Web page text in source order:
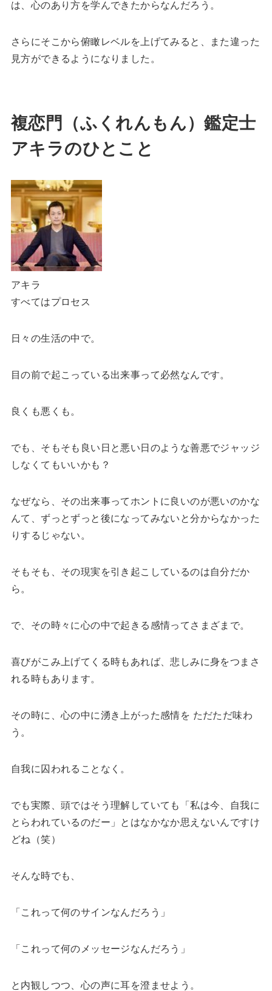
は、心のあり方を学んできたからなんだろう。
さらにそこから俯瞰レベルを上げてみると、また違った
見方ができるようになりました。
複恋門（ふくれんもん）鑑定士
アキラのひとこと
アキラ
すべてはプロセス
日々の生活の中で。
目の前で起こっている出来事って必然なんです。
良くも悪くも。
でも、そもそも良い日と悪い日のような善悪でジャッジ
しなくてもいいかも？
なぜなら、その出来事ってホントに良いのが悪いのかな
んて、ずっとずっと後になってみないと分からなかった
りするじゃない。
そもそも、その現実を引き起こしているのは自分だか
ら。
で、その時々に心の中で起きる感情ってさまざまで。
喜びがこみ上げてくる時もあれば、悲しみに身をつまさ
れる時もあります。
その時に、心の中に湧き上がった感情を ただただ味わ
う。
自我に囚われることなく。
でも実際、頭ではそう理解していても「私は今、自我に
とらわれているのだー」とはなかなか思えないんですけ
どね（笑）
そんな時でも、
「これって何のサインなんだろう」
「これって何のメッセージなんだろう」
と内観しつつ、心の声に耳を澄ませよう。